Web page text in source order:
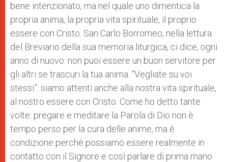
bene intenzionato, ma nel quale uno dimentica la
propria anima, la propria vita spirituale, il proprio
essere con Cristo. San Carlo Borromeo, nella lettura
del Breviario della sua memoria liturgica, ci dice, ogni
anno di nuovo: non puoi essere un buon servitore per
gli altri se trascuri la tua anima. “Vegliate su voi
stessi”: siamo attenti anche alla nostra vita spirituale,
al nostro essere con Cristo. Come ho detto tante
volte: pregare e meditare la Parola di Dio non è
tempo perso per la cura delle anime, ma è
condizione perché possiamo essere realmente in
contatto con il Signore e così parlare di prima mano